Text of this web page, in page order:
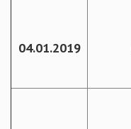
04.01.2019